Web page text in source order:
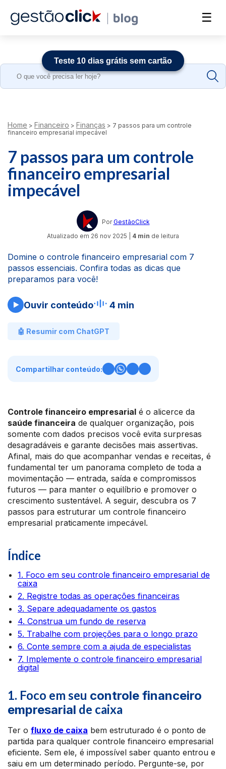
☰
Search
Home > Financeiro > Finanças > 7 passos para um controle
financeiro empresarial impecável
7 passos para um controle
financeiro empresarial
impecável
Por GestãoClick
Atualizado em 26 nov 2025 4 min de leitura
Domine o controle financeiro empresarial com 7
passos essenciais. Confira todas as dicas que
preparamos para você!
Ouvir conteúdo 4 min
🤖 Resumir com ChatGPT
Compartilhar conteúdo:
Controle financeiro empresarial é o alicerce da
saúde financeira de qualquer organização, pois
somente com dados precisos você evita surpresas
desagradáveis e garante decisões mais assertivas.
Afinal, mais do que acompanhar vendas e receitas, é
fundamental ter um panorama completo de toda a
movimentação — entrada, saída e compromissos
futuros — para manter o equilíbrio e promover o
crescimento sustentável. A seguir, descubra os 7
passos para estruturar um controle financeiro
empresarial praticamente impecável.
Índice
1. Foco em seu controle financeiro empresarial de
caixa
2. Registre todas as operações financeiras
3. Separe adequadamente os gastos
4. Construa um fundo de reserva
5. Trabalhe com projeções para o longo prazo
6. Conte sempre com a ajuda de especialistas
7. Implemente o controle financeiro empresarial
digital
1. Foco em seu controle financeiro
empresarial de caixa
Ter o fluxo de caixa bem estruturado é o ponto de
partida para qualquer controle financeiro empresarial
eficiente. Sem ele, é impossível saber quanto entrou e
saiu em um determinado período. Pergunte-se, por
Teste 10 dias grátis sem cartão